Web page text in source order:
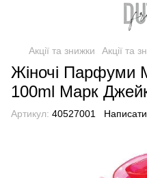
Акції та знижки Акції та
Жіночі Парфуми
100ml Марк
Артикул: 40527001 Написати